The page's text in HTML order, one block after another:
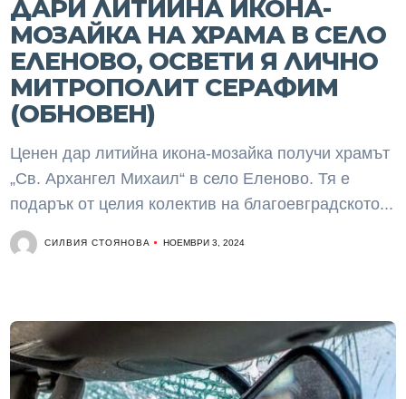
ДАРИ ЛИТИЙНА ИКОНА-
МОЗАЙКА НА ХРАМА В СЕЛО
ЕЛЕНОВО, ОСВЕТИ Я ЛИЧНО
МИТРОПОЛИТ СЕРАФИМ
(ОБНОВЕН)
Ценен дар литийна икона-мозайка получи храмът
„Св. Архангел Михаил“ в село Еленово. Тя е
подарък от целия колектив на благоевградското...
СИЛВИЯ СТОЯНОВА НОЕМВРИ 3, 2024